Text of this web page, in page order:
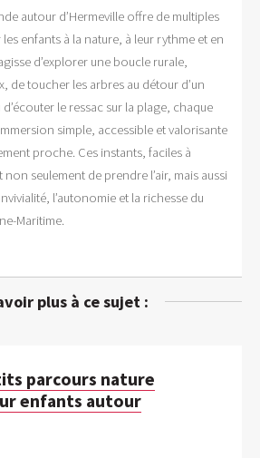
autour d’Hermeville offre de multiples
enfants à la nature, à leur rythme et en
d’explorer une boucle rurale,
de toucher les arbres au détour d’un
le ressac sur la plage, chaque
simple, accessible et valorisante
proche. Ces instants, faciles à
seulement de prendre l’air, mais aussi
l’autonomie et la richesse du
Maritime.
plus à ce sujet :
parcours nature
enfants autour